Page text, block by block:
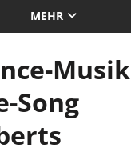
MEHR
Musik
Song